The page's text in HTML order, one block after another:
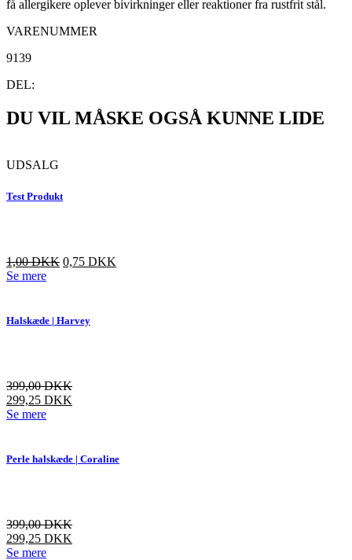
få allergikere oplever bivirkninger eller reaktioner fra rustfrit stål.
VARENUMMER
9139
DEL:
DU VIL MÅSKE OGSÅ KUNNE LIDE
UDSALG
Test Produkt
Den
oprindelige
3,00 DKK.
1,00DKKDen
1,00 DKK.
0,75 DKK
Se mere
Halskæde | Harvey
399,00DKK
299,25 DKK
Se mereDette
flere
på
varesiden
Perle halskæde | Coraline
399,00DKK
299,25 DKK
Se mereDette